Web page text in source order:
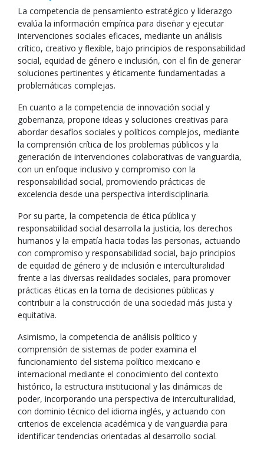
La competencia de pensamiento estratégico y liderazgo
evalúa la información empírica para diseñar y ejecutar
intervenciones sociales eficaces, mediante un análisis
crítico, creativo y flexible, bajo principios de responsabilidad
social, equidad de género e inclusión, con el fin de generar
soluciones pertinentes y éticamente fundamentadas a
problemáticas complejas.
En cuanto a la competencia de innovación social y
gobernanza, propone ideas y soluciones creativas para
abordar desafíos sociales y políticos complejos, mediante
la comprensión crítica de los problemas públicos y la
generación de intervenciones colaborativas de vanguardia,
con un enfoque inclusivo y compromiso con la
responsabilidad social, promoviendo prácticas de
excelencia desde una perspectiva interdisciplinaria.
Por su parte, la competencia de ética pública y
responsabilidad social desarrolla la justicia, los derechos
humanos y la empatía hacia todas las personas, actuando
con compromiso y responsabilidad social, bajo principios
de equidad de género y de inclusión e interculturalidad
frente a las diversas realidades sociales, para promover
prácticas éticas en la toma de decisiones públicas y
contribuir a la construcción de una sociedad más justa y
equitativa.
Asimismo, la competencia de análisis político y
comprensión de sistemas de poder examina el
funcionamiento del sistema político mexicano e
internacional mediante el conocimiento del contexto
histórico, la estructura institucional y las dinámicas de
poder, incorporando una perspectiva de interculturalidad,
con dominio técnico del idioma inglés, y actuando con
criterios de excelencia académica y de vanguardia para
identificar tendencias orientadas al desarrollo social.